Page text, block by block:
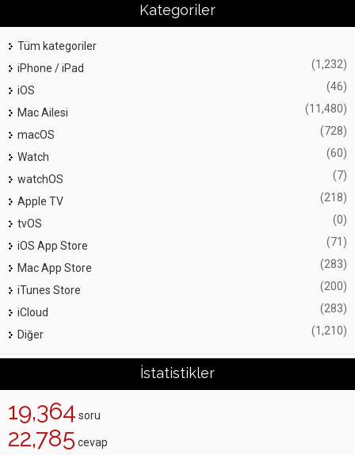
Kategoriler
Tüm kategoriler
iPhone / iPad
(1,232)
iOS (46)
Mac Ailesi (11,480)
macOS (728)
Watch (60)
watchOS (7)
Apple TV (218)
tvOS (0)
iOS App Store (71)
Mac App Store (283)
iTunes Store (200)
iCloud (283)
Diğer (1,210)
İstatistikler
19,364 soru
22,785 cevap